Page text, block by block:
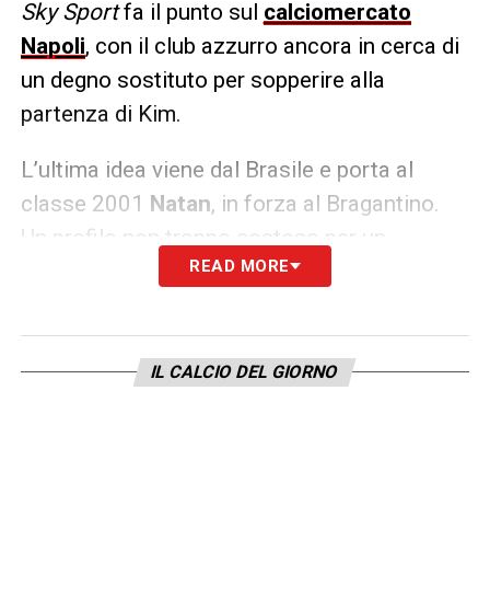
Sky Sportfa il punto sul calciomercato
Napoli, con il club azzurro ancora in cerca di
un degno sostituto per sopperire alla
partenza di Kim.
L’ultima idea viene dal Brasile e porta al
classe 2001 Natan, in forza al Bragantino.
Un profilo non troppo costoso per un
centrale alto, potente ed abile nelle uscite
LA PLAYLIST DELLE NOSTRE TOP NEWS
READ MORE
IL CALCIO DEL GIORNO